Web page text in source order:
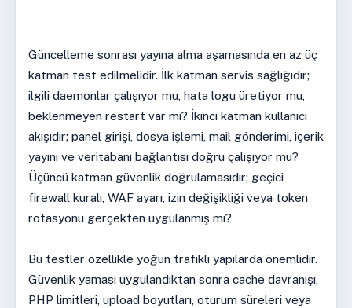
Güncelleme sonrası yayına alma aşamasında en az üç
katman test edilmelidir. İlk katman servis sağlığıdır;
ilgili daemonlar çalışıyor mu, hata logu üretiyor mu,
beklenmeyen restart var mı? İkinci katman kullanıcı
akışıdır; panel girişi, dosya işlemi, mail gönderimi, içerik
yayını ve veritabanı bağlantısı doğru çalışıyor mu?
Üçüncü katman güvenlik doğrulamasıdır; geçici
firewall kuralı, WAF ayarı, izin değişikliği veya token
rotasyonu gerçekten uygulanmış mı?
Bu testler özellikle yoğun trafikli yapılarda önemlidir.
Güvenlik yaması uygulandıktan sonra cache davranışı,
PHP limitleri, upload boyutları, oturum süreleri veya